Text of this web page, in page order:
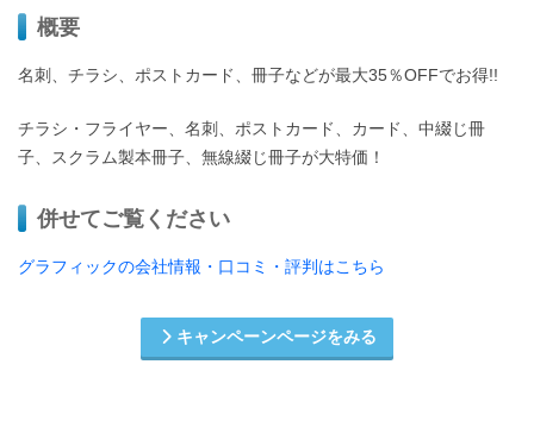
概要
名刺、チラシ、ポストカード、冊子などが最大35％OFFでお得!!
チラシ・フライヤー、名刺、ポストカード、カード、中綴じ冊
子、スクラム製本冊子、無線綴じ冊子が大特価！
併せてご覧ください
グラフィックの会社情報・口コミ・評判はこちら
キャンペーンページをみる